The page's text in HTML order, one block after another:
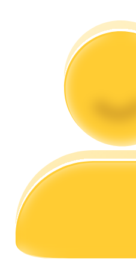
กลยุทธ์การซื้อขาย
เรียนรู้วิธีการรักษาผลกำไร
ได้รับ